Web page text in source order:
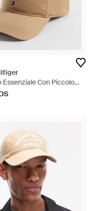
Essenziale Con Piccolo
- Neutro